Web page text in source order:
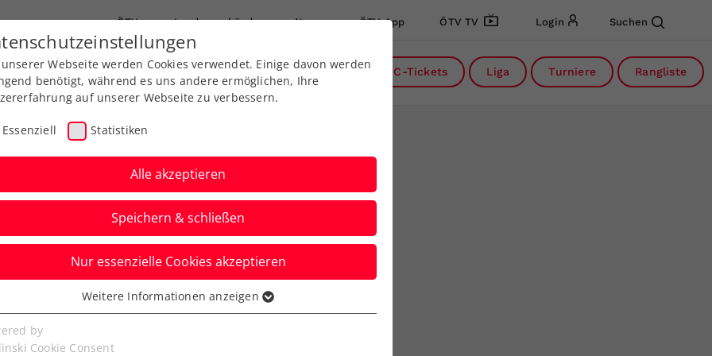
ÖTV Landesverbände News ÖTV App ÖTV TV Login Suchen
Ausbildung Services Über uns DC-Tickets Liga Turniere Rangliste
Rollstuhltennis als
Webseite werden Cookies verwendet. Einige davon werden
benötigt, während es uns andere ermöglichen, Ihre
auf unserer Webseite zu verbessern.
Essenziell Statistiken
Alle akzeptieren
Speichern & schließen
Nur essenzielle Cookies akzeptieren
Cookies werden für grundlegende Funktionen der
benötigt. Dadurch ist gewährleistet, dass die Webseite
Weitere Informationen anzeigen
by
Cookie Consent